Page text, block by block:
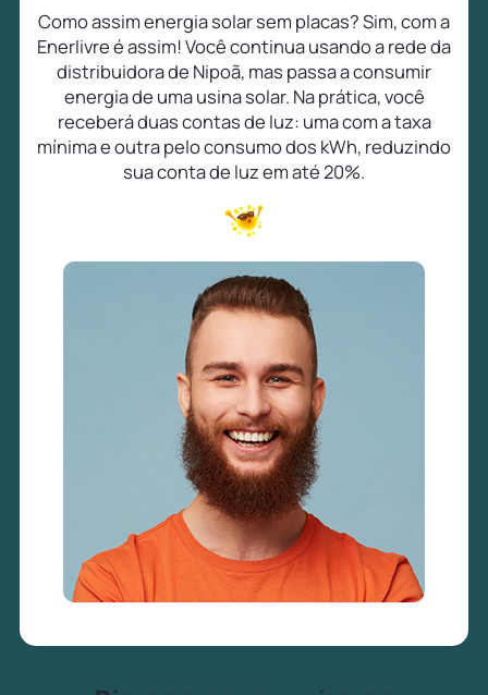
Como assim energia solar sem placas? Sim, com a
Enerlivre é assim! Você continua usando a rede da
distribuidora de Nipoã, mas passa a consumir
energia de uma usina solar. Na prática, você
receberá duas contas de luz: uma com a taxa
mínima e outra pelo consumo dos kWh, reduzindo
sua conta de luz em até 20%.